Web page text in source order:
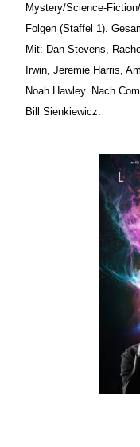
Mystery/Science-
Folgen (Staffel 1).
Mit: Dan Stevens,
Irwin, Jeremie Harris,
Noah Hawley. Nach
Bill Sienkiewicz.